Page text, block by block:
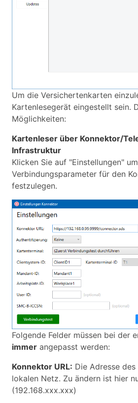
Um die Versichertenkarten
Kartenlesegerät eingestellt sein.
Möglichkeiten:
Kartenleser über Konnektor/
Infrastruktur
Klicken Sie auf "Einstellungen"
Verbindungsparameter für den
festzulegen.
Folgende Felder müssen bei der
immer angepasst werden:
Konnektor URL: Die Adresse
lokalen Netz. Zu ändern ist hier
(192.168.xxx.xxx)